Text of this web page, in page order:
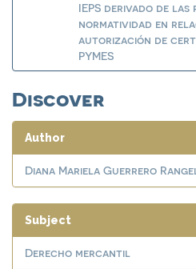
IEPS derivado de
normatividad en
autorización de
PYMES
Discover
Author
Diana Mariela Guerrero
Subject
Derecho mercantil